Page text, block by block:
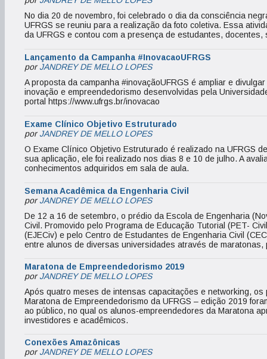
No dia 20 de novembro, foi celebrado o dia da consciência
UFRGS se reuniu para a realização da foto coletiva. Essa
da UFRGS e contou com a presença de estudantes,
Lançamento da Campanha #InovacaoUFRGS
porJANDREY DE MELLO LOPES
A proposta da campanha #inovaçãoUFRGS é ampliar e
inovação e empreendedorismo desenvolvidas pela
portal https://www.ufrgs.br/inovacao
Exame Clínico Objetivo Estruturado
porJANDREY DE MELLO LOPES
O Exame Clínico Objetivo Estruturado é realizado na UFRGS
sua aplicação, ele foi realizado nos dias 8 e 10 de julho. A
conhecimentos adquiridos em sala de aula.
Semana Acadêmica da Engenharia Civil
porJANDREY DE MELLO LOPES
De 12 a 16 de setembro, o prédio da Escola de Engenharia
Civil. Promovido pelo Programa de Educação Tutorial (PET-
(EJECiv) e pelo Centro de Estudantes de Engenharia Civil
entre alunos de diversas universidades através de
Maratona de Empreendedorismo 2019
porJANDREY DE MELLO LOPES
Após quatro meses de intensas capacitações e networking,
Maratona de Empreendedorismo da UFRGS – edição 2019
ao público, no qual os alunos-empreendedores da Maratona
investidores e acadêmicos.
Conexões Amazônicas
porJANDREY DE MELLO LOPES